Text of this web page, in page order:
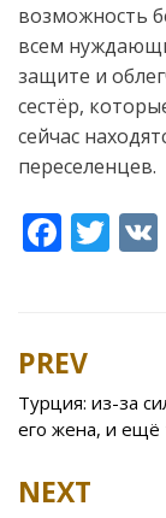
возможность
всем
защите и
сестёр,
сейчас
переселенцев.
F
b
o
o
T
Post
navigation
PREV
Турция: из-за
его жена, и ещё
NEXT